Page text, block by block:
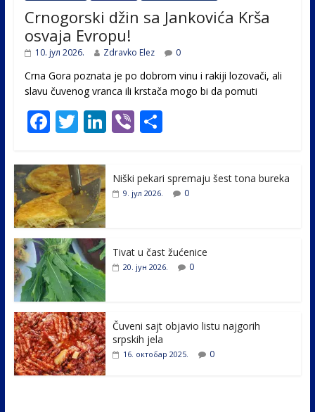
Crnogorski džin sa Jankovića Krša
osvaja Evropu!
10. јул 2026. Zdravko Elez 0
Crna Gora poznata je po dobrom vinu i rakiji lozovači, ali
slavu čuvenog vranca ili krstača mogo bi da pomuti
F
e
b
o
o
k
T
itt
er
Li
e
Vi
er
S
e
Niški pekari spremaju šest tona bureka
9. јул 2026. 0
Tivat u čast žućenice
20. јун 2026. 0
Čuveni sajt objavio listu najgorih
srpskih jela
16. октобар 2025. 0